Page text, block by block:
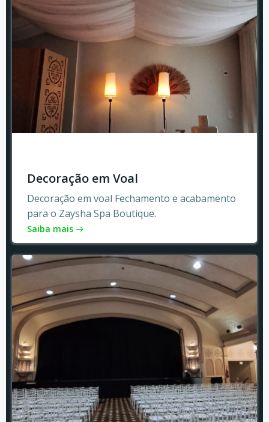
Decoração em Voal
Decoração em voal Fechamento e acabamento
para o Zaysha Spa Boutique.
Saiba mais